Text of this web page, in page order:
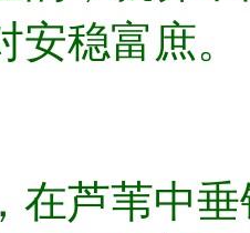
安稳富庶。
在芦苇中